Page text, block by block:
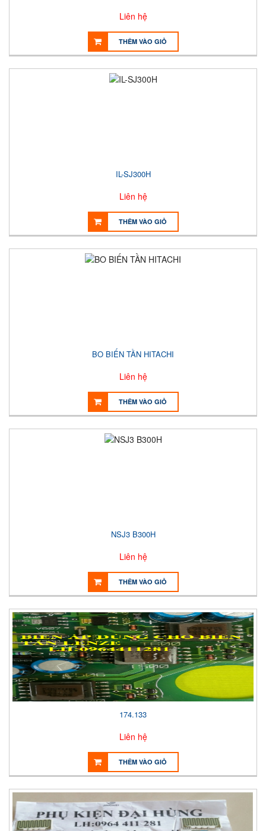
Liên hệ
THÊM VÀO GIỎ
IL-SJ300H
Liên hệ
THÊM VÀO GIỎ
BO BIẾN TẦN HITACHI
Liên hệ
THÊM VÀO GIỎ
NSJ3 B300H
Liên hệ
THÊM VÀO GIỎ
174.133
Liên hệ
THÊM VÀO GIỎ